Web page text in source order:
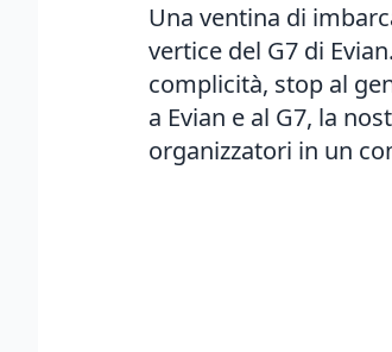
Una ventina di
vertice del G7 di
complicità, stop al
a Evian e al G7, la
organizzatori in un